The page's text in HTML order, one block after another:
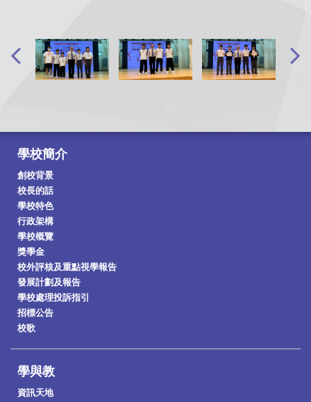
學校簡介
創校背景
校長的話
學校特色
行政架構
學校概覽
獎學金
校外評核及重點視學報告
發展計劃及報告
學校處理投訴指引
招標公告
校歌
學與教
資訊天地